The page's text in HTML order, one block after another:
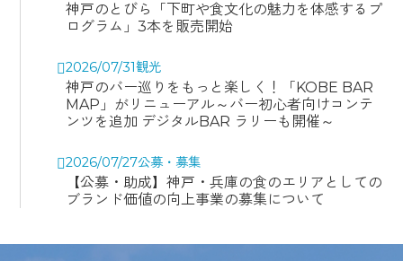
神戸のとびら「下町や食文化の魅力を体感するプ
ログラム」3本を販売開始
2026/07/31観光
神戸のバー巡りをもっと楽しく！「KOBE BAR
MAP」がリニューアル～バー初心者向けコンテ
ンツを追加 デジタルBAR ラリーも開催～
2026/07/27公募・募集
【公募・助成】神戸・兵庫の食のエリアとしての
ブランド価値の向上事業の募集について